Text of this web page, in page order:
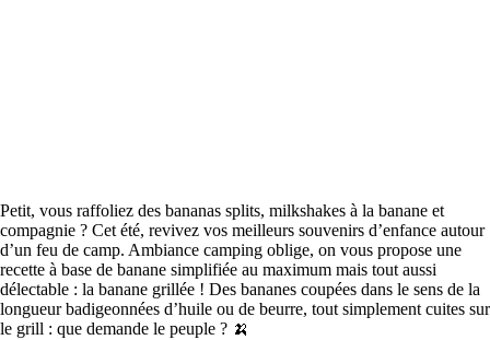
Petit, vous raffoliez des bananas splits, milkshakes à la banane et
compagnie ? Cet été, revivez vos meilleurs souvenirs d’enfance autour
d’un feu de camp. Ambiance camping oblige, on vous propose une
recette à base de banane simplifiée au maximum mais tout aussi
délectable : la banane grillée ! Des bananes coupées dans le sens de la
longueur badigeonnées d’huile ou de beurre, tout simplement cuites sur
le grill : que demande le peuple ? 🍌